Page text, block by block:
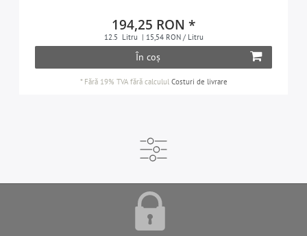
194,25 RON *
12.5 Litru | 15,54 RON / Litru
În coș
* Fără 19% TVAfără calculul Costuri de livrare